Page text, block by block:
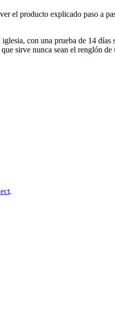
el producto explicado paso a
con una prueba de 14 días
sirve nunca sean el renglón de
.